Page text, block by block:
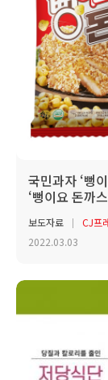
국민과자 ‘뻥
‘뻥이요 돈까
보도자료
CJ프
2022.03.03